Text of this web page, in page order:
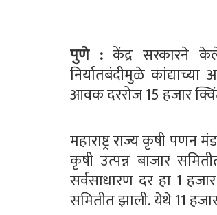
पुणे :केंद्र सरकारने
निर्यातबंदीमुळे
आवक दररोज 15 हजार
महाराष्ट्र राज्य कृषी पणन
कृषी उत्पन्न बाजार
सर्वसाधारण दर हा 1
समितीत झाली. येथे 11